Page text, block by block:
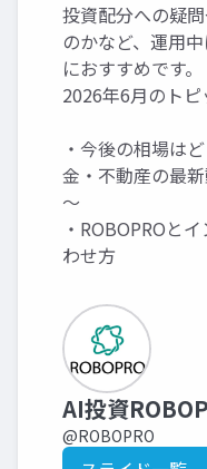
投資配分への疑
のかなど、運用
におすすめです。
2026年6月のトピ
・今後の相場は
金・不動産の最
～
・ROBOPROと
わせ方
AI投資
@ROBOPRO